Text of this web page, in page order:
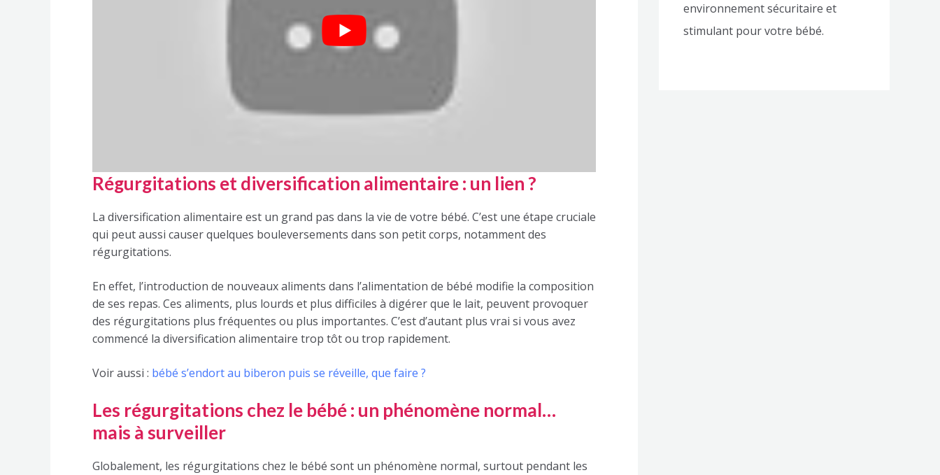
Régurgitations et diversification alimentaire : un lien ?
La diversification alimentaire est un grand pas dans la vie de votre bébé. C’est une étape cruciale
qui peut aussi causer quelques bouleversements dans son petit corps, notamment des
régurgitations.
En effet, l’introduction de nouveaux aliments dans l’alimentation de bébé modifie la composition
de ses repas. Ces aliments, plus lourds et plus difficiles à digérer que le lait, peuvent provoquer
des régurgitations plus fréquentes ou plus importantes. C’est d’autant plus vrai si vous avez
commencé la diversification alimentaire trop tôt ou trop rapidement.
Voir aussi : bébé s’endort au biberon puis se réveille, que faire ?
Les régurgitations chez le bébé : un phénomène normal…
mais à surveiller
Globalement, les régurgitations chez le bébé sont un phénomène normal, surtout pendant les
environnement sécuritaire et
stimulant pour votre bébé.